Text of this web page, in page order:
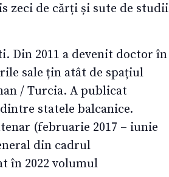
zeci de cărți și sute de studii
Din 2011 a devenit doctor în
sale țin atât de spațiul
/ Turcia. A publicat
statele balcanice.
(februarie 2017 – iunie
din cadrul
în 2022 volumul